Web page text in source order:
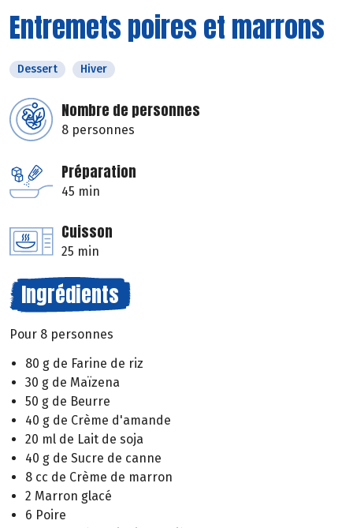
Entremets poires et marrons
Dessert Hiver
Nombre de personnes
8 personnes
Préparation
45 min
Cuisson
25 min
Ingrédients
Pour 8 personnes
80 g de Farine de riz
30 g de Maïzena
50 g de Beurre
40 g de Crème d'amande
20 ml de Lait de soja
40 g de Sucre de canne
8 cc de Crème de marron
2 Marron glacé
6 Poire